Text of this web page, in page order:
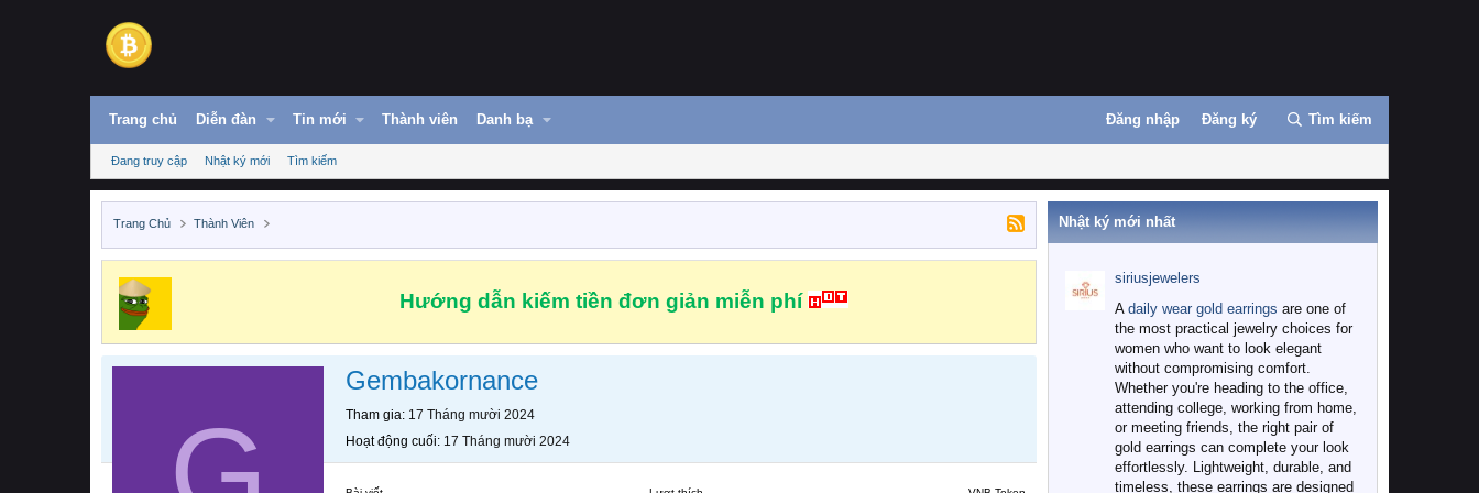
Trang chủ Diễn đàn Tin mới Thành viên Danh bạ Đăng nhập Đăng ký Tìm kiếm
Đang truy cập Nhật ký mới Tìm kiếm
Trang Chủ Thành Viên
Hướng dẫn kiếm tiền đơn giản miễn phí
Gembakornance
Tham gia 17 Tháng mười 2024
Hoạt động cuối 17 Tháng mười 2024
Nhật ký mới nhất
siriusjewelers
A daily wear gold earrings are one of
the most practical jewelry choices for
women who want to look elegant
without compromising comfort.
Whether you're heading to the office,
attending college, working from home,
or meeting friends, the right pair of
gold earrings can complete your look
effortlessly. Lightweight, durable, and
timeless, these earrings are designed